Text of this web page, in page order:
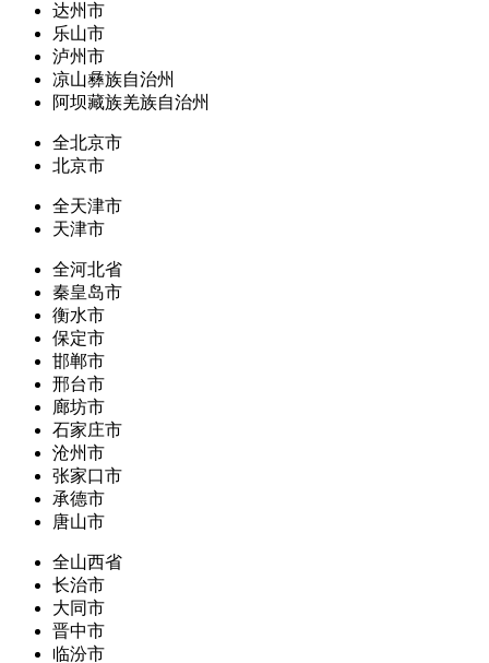
达州市
乐山市
泸州市
凉山彝族自治州
阿坝藏族羌族自治州
全北京市
北京市
全天津市
天津市
全河北省
秦皇岛市
衡水市
保定市
邯郸市
邢台市
廊坊市
石家庄市
沧州市
张家口市
承德市
唐山市
全山西省
长治市
大同市
晋中市
临汾市